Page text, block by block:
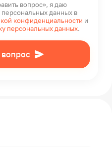
вопрос», я даю
персональных данных в
конфиденциальности и
персональных данных.